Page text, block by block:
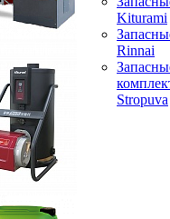
Kiturami
Rinnai
Stropuva